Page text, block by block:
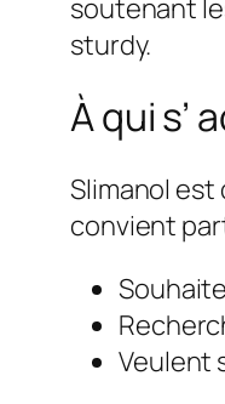
soutenant
sturdy.
À qui s’
Slimanol
convient
Veulent